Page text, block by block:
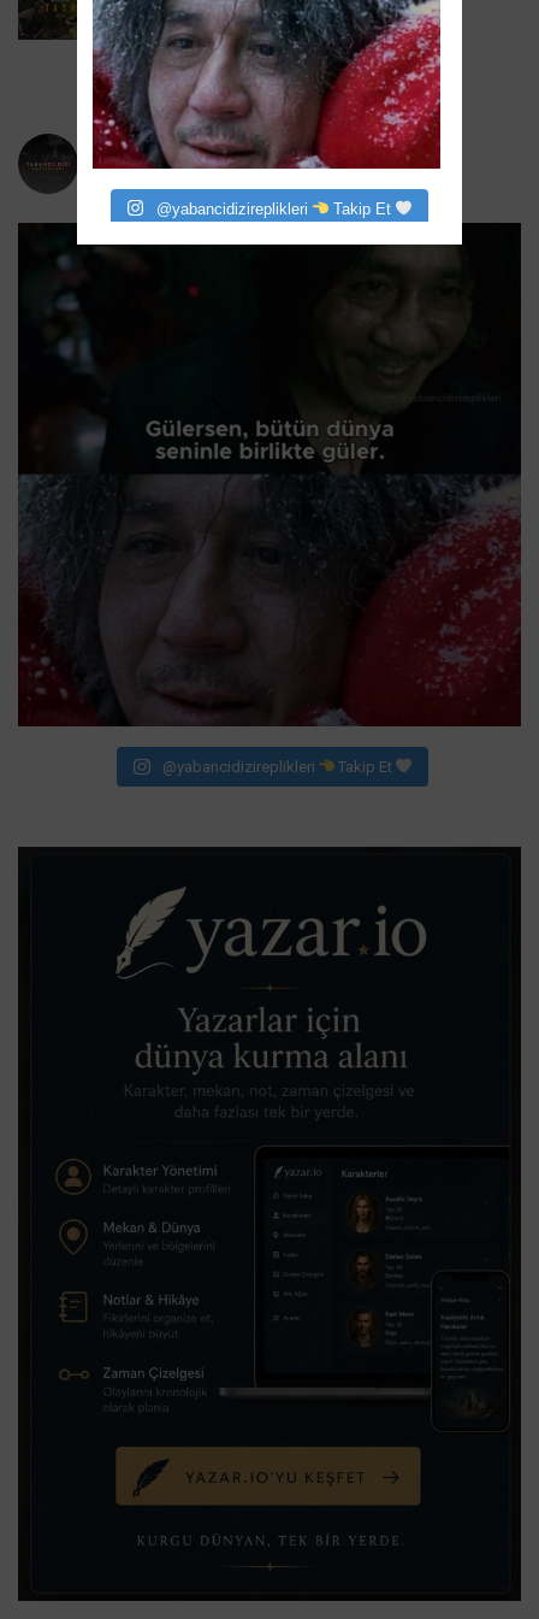
HBO’nun Suç Dramanına Geri Dönüyor
6 Ağustos 2026
yabancidizireplikleri
@yabancidizireplikleri Takip Et
@yabancidizireplikleri Takip Et